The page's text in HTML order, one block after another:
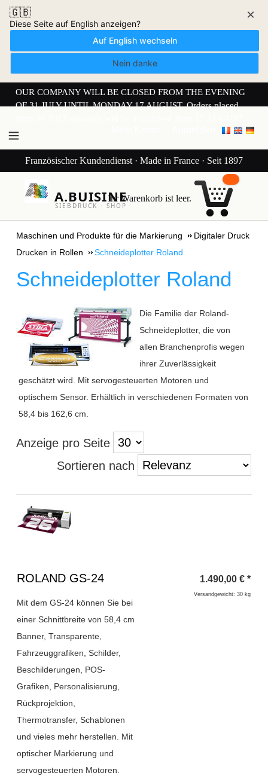
🇬🇧
Diese Seite auf English anzeigen?
Auf English wechseln
Nein danke
×
OUR COMPANY WILL BE CLOSED FROM THE EVENING
OF 31 JULY UNTIL MONDAY 17 AUGUST. Orders placed
Französischer Kundendienst · Made in France · Seit 1897
A.BUISINE
SIEBDRUCK · SHOP
Ihr Warenkorb ist leer.
Maschinen und Produkte für die Markierung
Digitaler Druck
Drucken in Rollen
Schneideplotter Roland
Schneideplotter Roland
Die Familie der Roland-
Schneideplotter, die von
allen Branchenprofis wegen
ihrer Zuverlässigkeit
geschätzt wird. Mit servogesteuerten Motoren und
optischem Sensor. Erhältlich in verschiedenen Formaten von
58,4 bis 162,6 cm.
Anzeige pro Seite
Sortieren nach
Überschrift
ROLAND GS-24
Mit dem GS-24 können Sie bei
einer Schnittbreite von 58,4 cm
Banner, Transparente,
Fahrzeuggrafiken, Schilder,
Beschilderungen, POS-
Grafiken, Personalisierung,
Rückprojektion,
Thermotransfer, Schablonen
und vieles mehr herstellen. Mit
optischer Markierung und
servogesteuerten Motoren.
1.490,00 € *
Versandgewicht: 30 kg